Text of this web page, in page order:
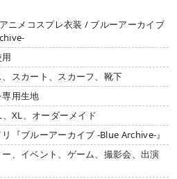
ニメコスプレ衣装 / ブルーアーカイブ
、スカート、スカーフ、靴下
専用生地
XL、オーダーメイド
『ブルーアーカイブ -Blue Archive-』
、イベント、ゲーム、撮影会、出演